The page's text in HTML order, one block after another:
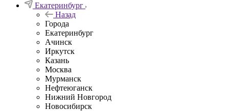
Екатеринбург
Назад
Города
Екатеринбург
Ачинск
Иркутск
Казань
Москва
Мурманск
Нефтеюганск
Нижний Новгород
Новосибирск